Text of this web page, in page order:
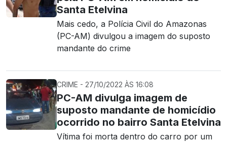
Santa Etelvina
Mais cedo, a Polícia Civil do Amazonas
(PC-AM) divulgou a imagem do suposto
mandante do crime
CRIME - 27/10/2022 ÀS 16:08
PC-AM divulga imagem de
suposto mandante de homicídio
ocorrido no bairro Santa Etelvina
Vítima foi morta dentro do carro por um